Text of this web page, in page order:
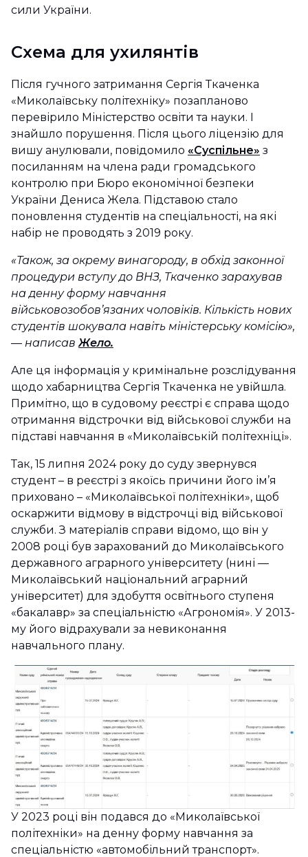
сили України.
Схема для ухилянтів
Після гучного затримання Сергія Ткаченка
«Миколаївську політехніку» позапланово
перевірило Міністерство освіти та науки. І
знайшло порушення. Після цього ліцензію для
вишу анулювали, повідомило «Суспільне» з
посиланням на члена ради громадського
контролю при Бюро економічної безпеки
України Дениса Жела. Підставою стало
поновлення студентів на спеціальності, на які
набір не проводять з 2019 року.
«Також, за окрему винагороду, в обхід законної
процедури вступу до ВНЗ, Ткаченко зарахував
на денну форму навчання
військовозобов’язаних чоловіків. Кількість нових
студентів шокувала навіть міністерську комісію»,
— написав Жело.
Але ця інформація у кримінальне розслідування
щодо хабарництва Сергія Ткаченка не увійшла.
Примітно, що в судовому реєстрі є справа щодо
отримання відстрочки від військової служби на
підставі навчання в «Миколаївській політехніці».
Так, 15 липня 2024 року до суду звернувся
студент – в реєстрі з якоїсь причини його ім’я
приховано – «Миколаївської політехніки», щоб
оскаржити відмову в відстрочці від військової
служби. З матеріалів справи відомо, що він у
2008 році був зарахований до Миколаївського
державного аграрного університету (нині —
Миколаївський національний аграрний
університет) для здобуття освітнього ступеня
«бакалавр» за спеціальністю «Агрономія». У 2013-
му його відрахували за невиконання
навчального плану.
У 2023 році він подався до «Миколаївської
політехніки» на денну форму навчання за
спеціальністю «автомобільний транспорт».